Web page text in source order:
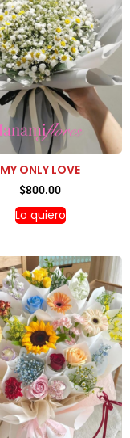
MY ONLY LOVE
$800.00
Lo quiero